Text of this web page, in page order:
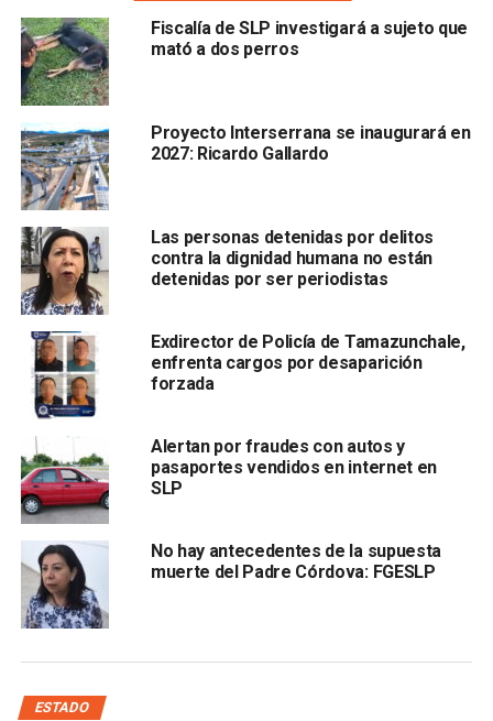
domicilio ubicado en el andador de Colibrí de la
colonia La Granja en el municipio en mención, en
donde el ahora detenido compartía la vivienda con
sus padres.
Este comenzó a discutir con su madre por unos
documentos al grado de ponerse agresivo y abalanzó su
que su padre intervino intentando calmar al individuo,
posteriormente, también fue agredido,
por lo que la
mujer intervino a defender a su esposo, la cual fue
puñetazo en la cara.
Tras lo ocurrido, las víctimas acudieron ante las
autoridades de la Fiscalía a denunciar a su agresor, por lo
que el juez de Control le dictó al imputado identificado
privación de su libertad por medio de la prisión preventiva.
Fiscalía de SLP investigará a sujeto que
mató a dos perros
Proyecto Interserrana se inaugurará en
2027: Ricardo Gallardo
Las personas detenidas por delitos
contra la dignidad humana no están
detenidas por ser periodistas
Exdirector de Policía de Tamazunchale,
enfrenta cargos por desaparición
forzada
Alertan por fraudes con autos y
pasaportes vendidos en internet en
SLP
No hay antecedentes de la supuesta
muerte del Padre Córdova: FGESLP
ESTADO